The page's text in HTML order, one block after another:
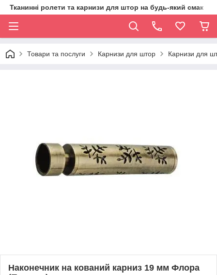
Тканинні ролети та карнизи для штор на будь-який смак
Товари та послуги Карнизи для штор Карнизи для
Наконечник на кований карниз 19 мм Флора